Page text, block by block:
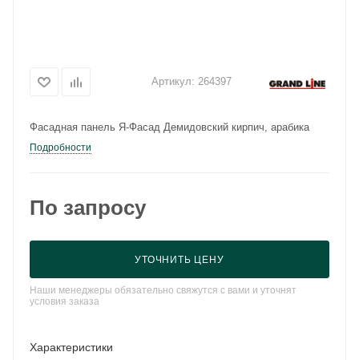
Артикул: 264397
Фасадная панель Я-Фасад Демидовский кирпич, арабика
Подробности
По запросу
УТОЧНИТЬ ЦЕНУ
Наши менеджеры обязательно свяжутся с вами и уточнят
условия заказа
Характеристики